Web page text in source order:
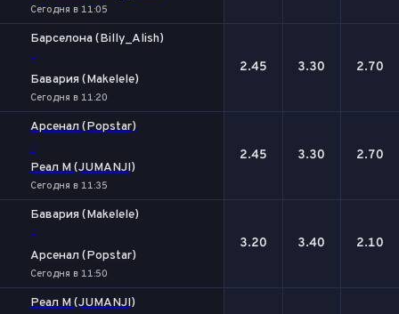
Сегодня в 11:05
Барселона (Billy_Alish)
-
Бавария (Makelele)
Сегодня в 11:20
2.45 3.30 2.70
Арсенал (Popstar)
-
Реал М (JUMANJI)
Сегодня в 11:35
2.45 3.30 2.70
Бавария (Makelele)
-
Арсенал (Popstar)
Сегодня в 11:50
3.20 3.40 2.10
Реал М (JUMANJI)